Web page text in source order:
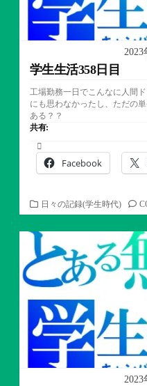
2023
学生生活358日目
工場勤務一日でこんなに人間
にも思わなかったし、ただの
ある？？
共有:
Facebook
カ
テ
ゴ
ー
日々の記録(学生時代)
2023